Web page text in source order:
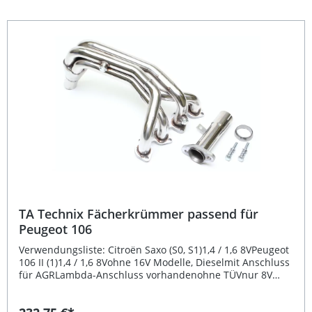
maximale Haltbarkeit Optimierter Abgasfluss für
fahrzeugspezifische Ausführung Perfekt geeignet für
sportliches Tuning Langlebig, robust und wartungsarm
Lieferumfang: 1x TA Technix Fächerkrümmer Edelstahl
TA Technix Fächerkrümmer passend für
Peugeot 106
Verwendungsliste: Citroën Saxo (S0, S1)1,4 / 1,6 8VPeugeot
106 II (1)1,4 / 1,6 8Vohne 16V Modelle, Dieselmit Anschluss
für AGRLambda-Anschluss vorhandenohne TÜVnur 8V